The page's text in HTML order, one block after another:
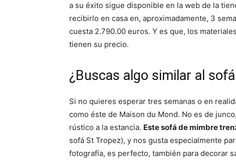
a su éxito sigue disponible en la web de la
recibirlo en casa en, aproximadamente, 3
cuesta 2.790.00 euros. Y es que, los
tienen su precio.
¿Buscas algo similar al
Si no quieres esperar tres semanas o en
como éste de Maison du Mond. No es de
rústico a la estancia. Este sofá de mimbre
sofá St Tropez), y nos gusta especialmente
fotografía, es perfecto, también para decorar